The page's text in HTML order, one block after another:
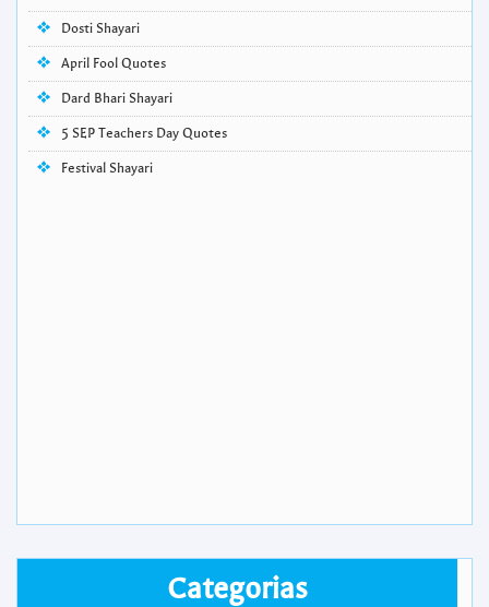
Dosti Shayari
April Fool Quotes
Dard Bhari Shayari
5 SEP Teachers Day Quotes
Festival Shayari
Categorias